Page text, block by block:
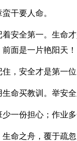
干要人命。
全第一。生命才
面是一片艳阳天！
，安全才是第一位
买教训。举安全
份担心；作业多
命之舟，覆于疏忽